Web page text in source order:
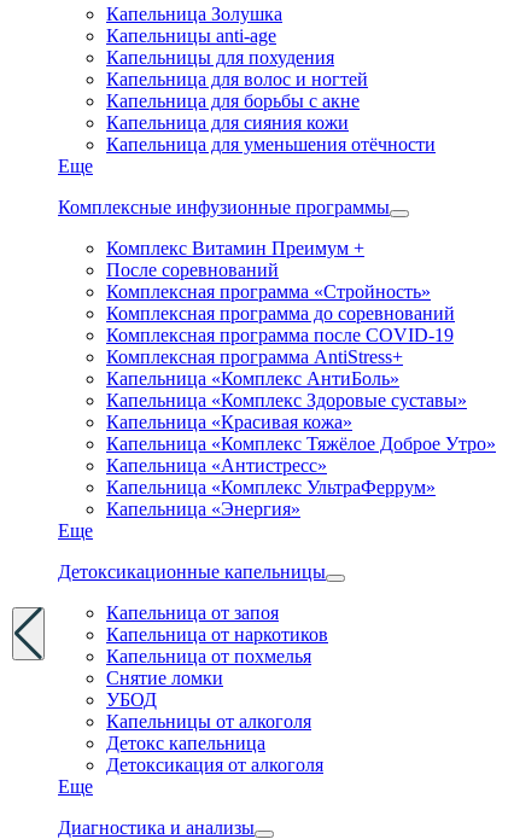
Капельница Золушка
Капельницы anti-age
Капельницы для похудения
Капельница для волос и ногтей
Капельница для борьбы с акне
Капельница для сияния кожи
Капельница для уменьшения отёчности
Еще
Комплексные инфузионные программы
Комплекс Витамин Преимум +
После соревнований
Комплексная программа «Стройность»
Комплексная программа до соревнований
Комплексная программа после COVID-19
Комплексная программа AntiStress+
Капельница «Комплекс АнтиБоль»
Капельница «Комплекс Здоровые суставы»
Капельница «Красивая кожа»
Капельница «Комплекс Тяжёлое Доброе Утро»
Капельница «Антистресс»
Капельница «Комплекс УльтраФеррум»
Капельница «Энергия»
Еще
Детоксикационные капельницы
Капельница от запоя
Капельница от наркотиков
Капельница от похмелья
Снятие ломки
УБОД
Капельницы от алкоголя
Детокс капельница
Детоксикация от алкоголя
Еще
Диагностика и анализы